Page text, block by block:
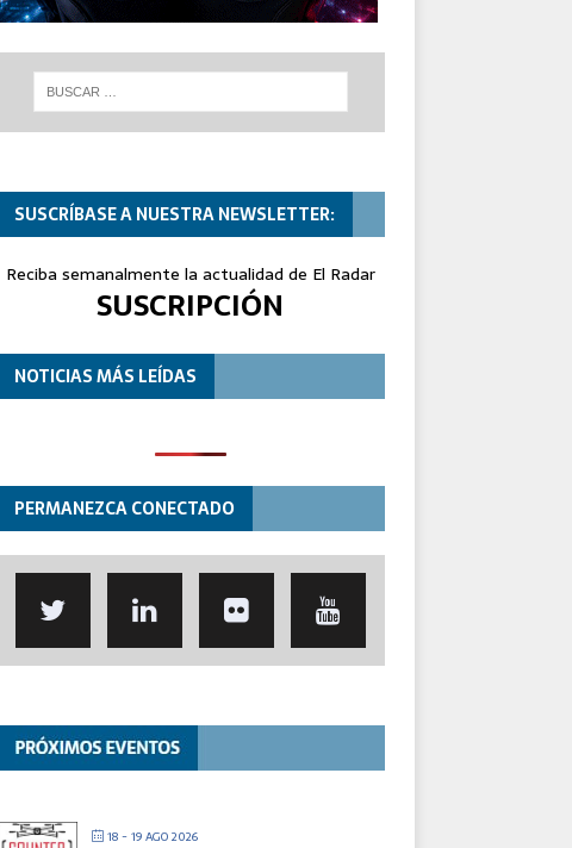
SUSCRÍBASE A NUESTRA NEWSLETTER:
Reciba semanalmente la actualidad de El Radar
SUSCRIPCIÓN
NOTICIAS MÁS LEÍDAS
PERMANEZCA CONECTADO
18 - 19 AGO 2026